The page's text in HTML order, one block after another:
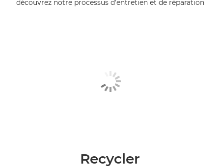
découvrez notre processus d'entretien et de réparation
Recycler